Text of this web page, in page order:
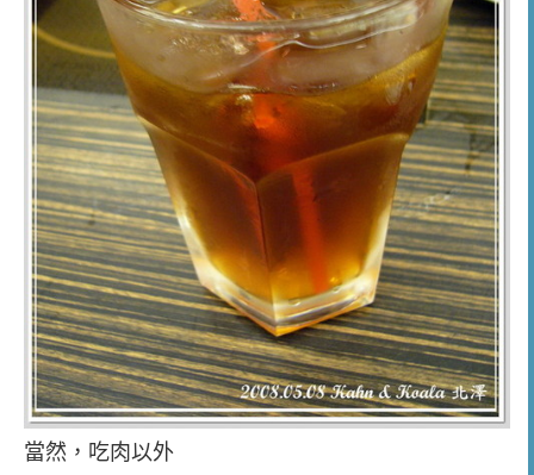
當然，吃肉以外